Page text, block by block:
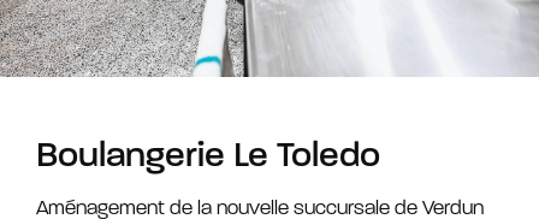
Boulangerie Le Toledo
Aménagement de la nouvelle succursale de Verdun